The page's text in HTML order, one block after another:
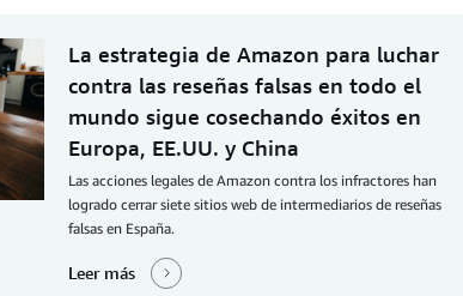
La estrategia de Amazon para luchar
contra las reseñas falsas en todo el
mundo sigue cosechando éxitos en
Europa, EE.UU. y China
Las acciones legales de Amazon contra los infractores han
logrado cerrar siete sitios web de intermediarios de reseñas
falsas en España.
Leer más